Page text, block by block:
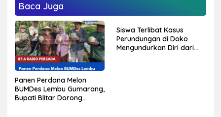
Baca Juga
Panen Perdana Melon
BUMDes Lembu Gumarang,
Bupati Blitar Dorong
Siswa Terlibat Kasus
Perundungan di Doko
Mengundurkan Diri dari